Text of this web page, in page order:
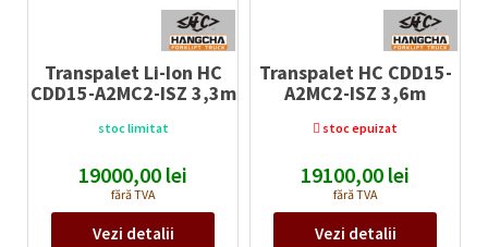
Transpalet Li-Ion HC
CDD15-A2MC2-ISZ 3,3m
Capacitate maximă:1500
Tip acumulatori:Li-Ion
Voltaj/capacitate acumulatori:
V/Ah
stoc limitat
19000,00 lei
fără TVA
Vezi detalii
Transpalet HC CDD15-
A2MC2-ISZ 3,6m
stoc epuizat
19100,00 lei
fără TVA
Vezi detalii